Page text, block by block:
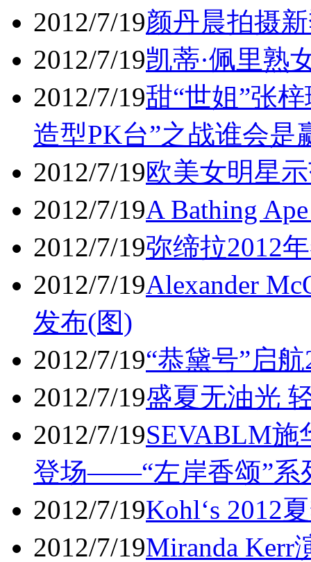
2012/7/19颜丹晨拍摄
2012/7/19凯蒂·佩里熟
2012/7/19甜“世姐”张
造型PK台”之战谁会是
2012/7/19欧美女明星
2012/7/19A Bathing
2012/7/19弥缔拉2012
2012/7/19Alexander
发布(图)
2012/7/19“恭黛号”启
2012/7/19盛夏无油光
2012/7/19SEVABLM施
登场——“左岸香颂”系
2012/7/19Kohl‘s 2012
2012/7/19Miranda Kerr